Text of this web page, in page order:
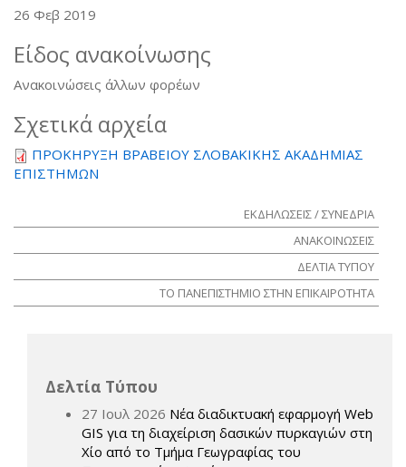
26 Φεβ 2019
Είδος ανακοίνωσης
Ανακοινώσεις άλλων φορέων
Σχετικά αρχεία
ΠΡΟΚΗΡΥΞΗ ΒΡΑΒΕΙΟΥ ΣΛΟΒΑΚΙΚΗΣ ΑΚΑΔΗΜΙΑΣ
ΕΠΙΣΤΗΜΩΝ
ΕΚΔΗΛΩΣΕΙΣ / ΣΥΝΕΔΡΙΑ
ΑΝΑΚΟΙΝΩΣΕΙΣ
ΔΕΛΤΙΑ ΤΥΠΟΥ
ΤΟ ΠΑΝΕΠΙΣΤΗΜΙΟ ΣΤΗΝ ΕΠΙΚΑΙΡΟΤΗΤΑ
Δελτία Τύπου
27 Ιουλ 2026 Νέα διαδικτυακή εφαρμογή Web
GIS για τη διαχείριση δασικών πυρκαγιών στη
Χίο από το Τμήμα Γεωγραφίας του